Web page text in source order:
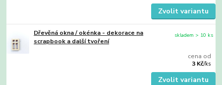
Zvolit variantu
Dřevěná okna / okénka - dekorace na
scrapbook a další tvoření
cena od
3 Kč/ks
skladem > 10 ks
Zvolit variantu